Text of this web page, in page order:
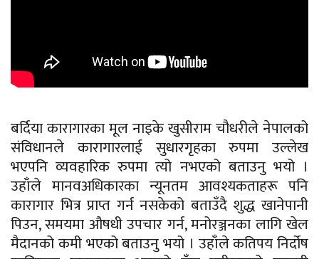
बर्दिया कारागारका मूल नाइके खुसीराम चौधरीले नेपालको
संविधानले कारागारलाई सुधारगृहका रुपमा उल्लेख
भएपनि व्यवहारिक रुपमा त्यो नभएको बताउनु भयो ।
उहाँले मानवअधिकारका न्यूनतम आवश्यकताहरू पनि
कारागार भित्र प्राप्त गर्न नसकेको बताउँदै शुद्ध खानेपानी
पिउन, समयमा औषधी उपचार गर्न, मनोरञ्जनका लागि खेल
मैदानको कमी भएको बताउनु भयो । उहाँले कतिपय निर्दोष